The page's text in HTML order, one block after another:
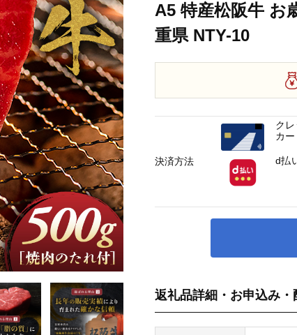
A5 特産松阪牛 お
重県 NTY-10
返礼品詳細・お申込み・
決済方法
ク
カ
d払